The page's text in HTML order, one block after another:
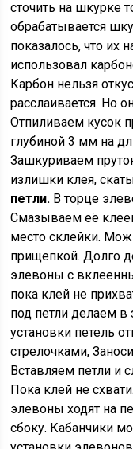
сточить на шкурке
обрабатывается
показалось, что их
использовал
Карбон нельзя
расслаивается. Но
Отпиливаем кусок
глубиной 3 мм на
Зашкуриваем
излишки клея,
петли. В торце
Смазываем её
место склейки.
прищепкой. Долго
элевоны с
пока клей не
под петли делаем
установки петель
стрелочками,
Вставляем петли и
Пока клей не
элевоны ходят на
сбоку. Кабанчики